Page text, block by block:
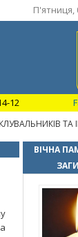
П'ятниця,
12
ВІЧНА